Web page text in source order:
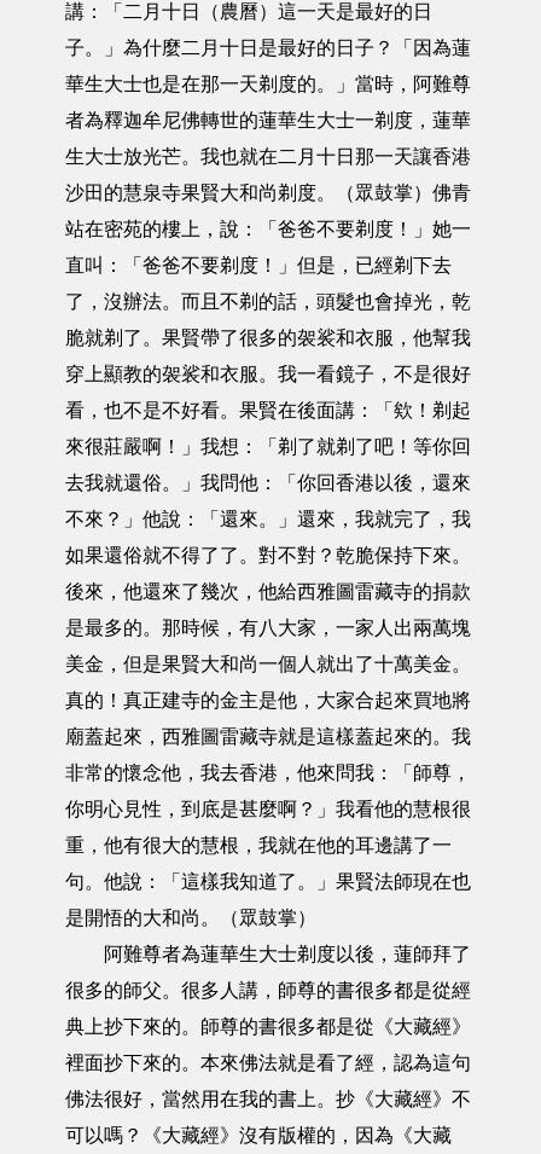
講：「二月十日（農曆）這一天是最好的日
子。」為什麼二月十日是最好的日子？「因為蓮
華生大士也是在那一天剃度的。」當時，阿難尊
者為釋迦牟尼佛轉世的蓮華生大士一剃度，蓮華
生大士放光芒。我也就在二月十日那一天讓香港
沙田的慧泉寺果賢大和尚剃度。（眾鼓掌）佛青
站在密苑的樓上，說：「爸爸不要剃度！」她一
直叫：「爸爸不要剃度！」但是，已經剃下去
了，沒辦法。而且不剃的話，頭髮也會掉光，乾
脆就剃了。果賢帶了很多的袈裟和衣服，他幫我
穿上顯教的袈裟和衣服。我一看鏡子，不是很好
看，也不是不好看。果賢在後面講：「欸！剃起
來很莊嚴啊！」我想：「剃了就剃了吧！等你回
去我就還俗。」我問他：「你回香港以後，還來
不來？」他說：「還來。」還來，我就完了，我
如果還俗就不得了了。對不對？乾脆保持下來。
後來，他還來了幾次，他給西雅圖雷藏寺的捐款
是最多的。那時候，有八大家，一家人出兩萬塊
美金，但是果賢大和尚一個人就出了十萬美金。
真的！真正建寺的金主是他，大家合起來買地將
廟蓋起來，西雅圖雷藏寺就是這樣蓋起來的。我
非常的懷念他，我去香港，他來問我：「師尊，
你明心見性，到底是甚麼啊？」我看他的慧根很
重，他有很大的慧根，我就在他的耳邊講了一
句。他說：「這樣我知道了。」果賢法師現在也
是開悟的大和尚。（眾鼓掌）
阿難尊者為蓮華生大士剃度以後，蓮師拜了
很多的師父。很多人講，師尊的書很多都是從經
典上抄下來的。師尊的書很多都是從《大藏經》
裡面抄下來的。本來佛法就是看了經，認為這句
佛法很好，當然用在我的書上。抄《大藏經》不
可以嗎？《大藏經》沒有版權的，因為《大藏